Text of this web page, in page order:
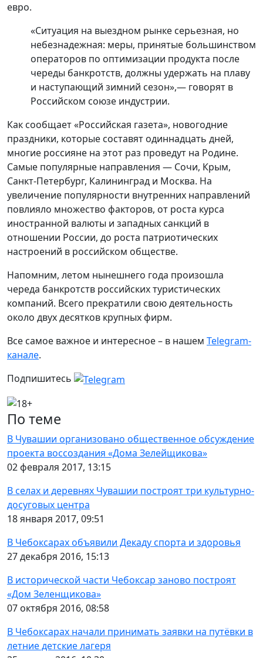
евро.
«Ситуация на выездном рынке серьезная, но
небезнадежная: меры, принятые большинством
операторов по оптимизации продукта после
череды банкротств, должны удержать на плаву
и наступающий зимний сезон»,— говорят в
Российском союзе индустрии.
Как сообщает «Российская газета», новогодние
праздники, которые составят одиннадцать дней,
многие россияне на этот раз проведут на Родине.
Самые популярные направления — Сочи, Крым,
Санкт-Петербург, Калининград и Москва. На
увеличение популярности внутренних направлений
повлияло множество факторов, от роста курса
иностранной валюты и западных санкций в
отношении России, до роста патриотических
настроений в российском обществе.
Напомним, летом нынешнего года произошла
череда банкротств российских туристических
компаний. Всего прекратили свою деятельность
около двух десятков крупных фирм.
Все самое важное и интересное – в нашем Telegram-
канале.
Подпишитесь
По теме
В Чувашии организовано общественное обсуждение
проекта воссоздания «Дома Зелейщикова»
02 февраля 2017, 13:15
В селах и деревнях Чувашии построят три культурно-
досуговых центра
18 января 2017, 09:51
В Чебоксарах объявили Декаду спорта и здоровья
27 декабря 2016, 15:13
В исторической части Чебоксар заново построят
«Дом Зеленщикова»
07 октября 2016, 08:58
В Чебоксарах начали принимать заявки на путёвки в
летние детские лагеря